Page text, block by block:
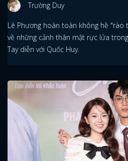
Trường Duy
Lê Phương hoàn toàn không hề "rào
về những cảnh thân mật rực lửa
Tay diễn với Quốc Huy.